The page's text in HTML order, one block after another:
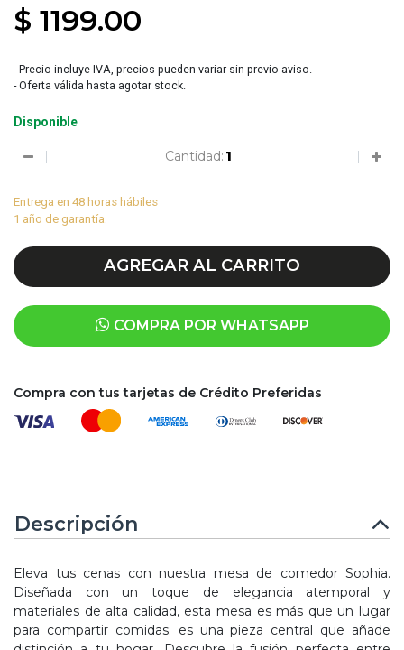
$ 1199.00
- Precio incluye IVA, precios pueden variar sin previo aviso.
- Oferta válida hasta agotar stock.
Disponible
Cantidad:
Entrega en 48 horas hábiles
1 año de garantía.
AGREGAR AL CARRITO
COMPRA POR WHATSAPP
Compra con tus tarjetas de Crédito Preferidas
Descripción
Eleva tus cenas con nuestra mesa de comedor Sophia.
Diseñada con un toque de elegancia atemporal y
materiales de alta calidad, esta mesa es más que un lugar
para compartir comidas; es una pieza central que añade